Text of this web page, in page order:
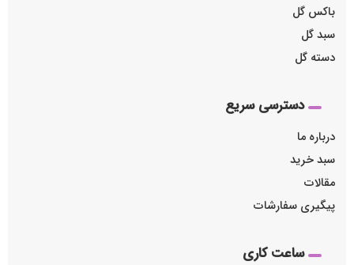
باکس گل
سبد گل
دسته گل
دسترسی سریع
درباره ما
سبد خرید
مقالات
پیگیری سفارشات
ساعت کاری